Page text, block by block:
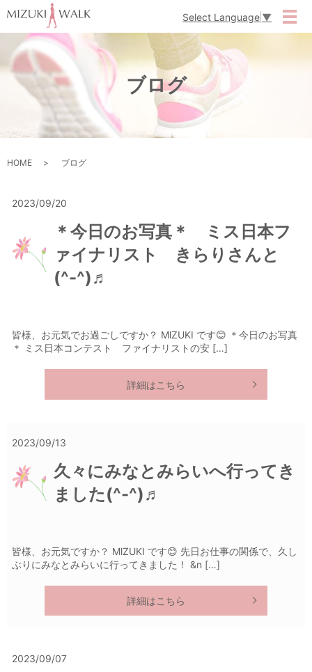
メ
Select Language ▼
ブログ
HOME ブログ
2023/09/20
＊今日のお写真＊ ミス日本フ
ァイナリスト きらりさんと
(^-^)♬
皆様、お元気でお過ごしですか？ MlZUKI です😊 ＊今日のお写真
＊ ミス日本コンテスト ファイナリストの安 […]
詳細はこちら
2023/09/13
久々にみなとみらいへ行ってき
ました(^-^)♬
皆様、お元気ですか？ MlZUKI です😊 先日お仕事の関係で、久し
ぶりにみなとみらいに行ってきました！ &n […]
詳細はこちら
2023/09/07